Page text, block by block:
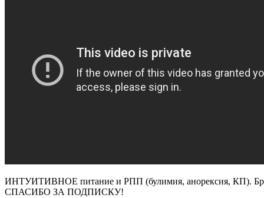
ИНТУИТИВНОЕ питание и РПП (булимия, анорексия, КП).
СПАСИБО ЗА ПОДПИСКУ!